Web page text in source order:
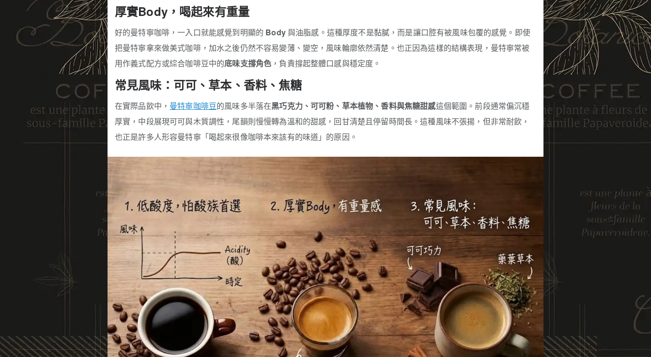
厚實Body，喝起來有重量
好的曼特寧咖啡，一入口就能感覺到明顯的 Body與油脂感。這種厚度不是黏膩，而是讓口腔有被風味包覆的感覺。即使
把曼特寧拿來做美式咖啡，加水之後仍然不容易變薄、變空，風味輪廓依然清楚。也正因為這樣的結構表現，曼特寧常被
用作義式配方或綜合咖啡豆中的底味支撐角色 ，負責撐起整體口感與穩定度。
常見風味：可可、草本、香料、焦糖
在實際品飲中， 曼特寧咖啡豆的風味多半落在黑巧克力、可可粉、草本植物、香料與焦糖甜感這個範圍。前段通常偏沉穩
厚實，中段展現可可與木質調性，尾韻則慢慢轉為溫和的甜感，回甘清楚且停留時間長。這種風味不張揚，但非常耐飲，
也正是許多人形容曼特寧「喝起來很像咖啡本來該有的味道」的原因。